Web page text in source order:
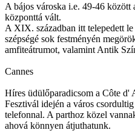
A bájos városka i.e. 49-46 között
központtá vált.
A XIX. században itt telepedett
szépségé sok festményén
amfiteátrumot, valamint Antik
Cannes
Híres üdülőparadicsom a Côte
Fesztivál idején a város
telefonnal. A parthoz közel
ahová könnyen átjuthatunk.